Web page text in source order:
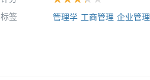
标签 管理学 工商管理 企业管理